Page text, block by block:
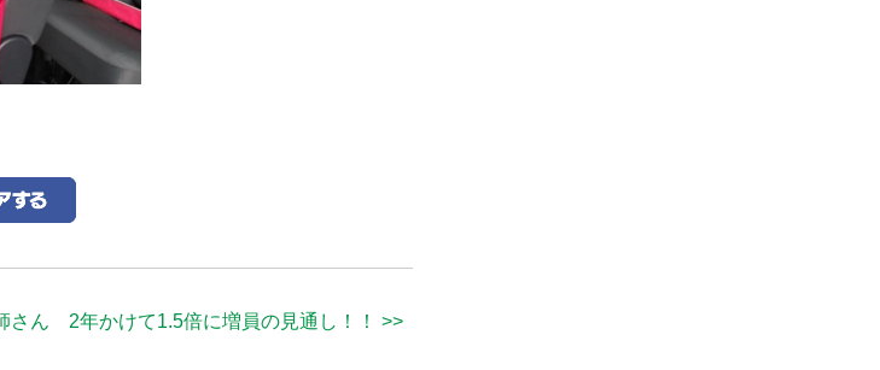
さん 2年かけて1.5倍に増員の見通し！！ >>